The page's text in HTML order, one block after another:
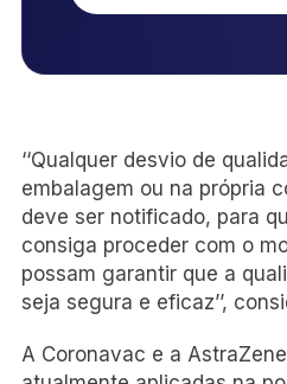
‘‘Qualquer desvio de
embalagem ou na própria
deve ser notificado, para
consiga proceder com o
possam garantir que a
seja segura e eficaz’’,
A Coronavac e a